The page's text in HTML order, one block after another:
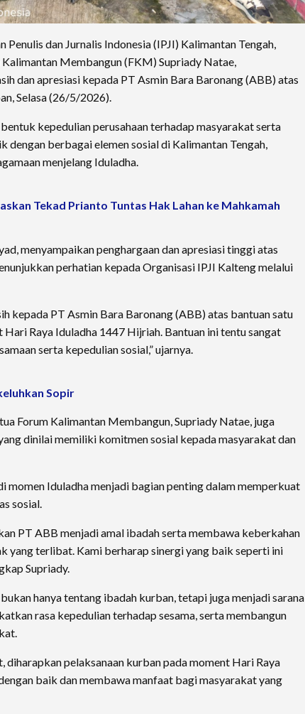
dan Jurnalis Indonesia (IPJI) Kalimantan Tengah,
Membangun (FKM) Supriady Natae,
dan apresiasi kepada PT Asmin Bara Baronang (ABB) atas
Selasa (26/5/2026).
kepedulian perusahaan terhadap masyarakat serta
dengan berbagai elemen sosial di Kalimantan Tengah,
menjelang Iduladha.
Tekad Prianto Tuntas Hak Lahan ke Mahkamah
menyampaikan penghargaan dan apresiasi tinggi atas
perhatian kepada Organisasi IPJI Kalteng melalui
kepada PT Asmin Bara Baronang (ABB) atas bantuan satu
Raya Iduladha 1447 Hijriah. Bantuan ini tentu sangat
serta kepedulian sosial,” ujarnya.
Sopir
Forum Kalimantan Membangun, Supriady Natae, juga
dinilai memiliki komitmen sosial kepada masyarakat dan
momen Iduladha menjadi bagian penting dalam memperkuat
sosial.
PT ABB menjadi amal ibadah serta membawa keberkahan
yang terlibat. Kami berharap sinergi yang baik seperti ini
Supriady.
hanya tentang ibadah kurban, tetapi juga menjadi sarana
rasa kepedulian terhadap sesama, serta membangun
diharapkan pelaksanaan kurban pada moment Hari Raya
baik dan membawa manfaat bagi masyarakat yang